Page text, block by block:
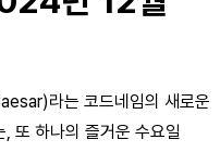
라는 코드네임의 새로운
또 하나의 즐거운 수요일